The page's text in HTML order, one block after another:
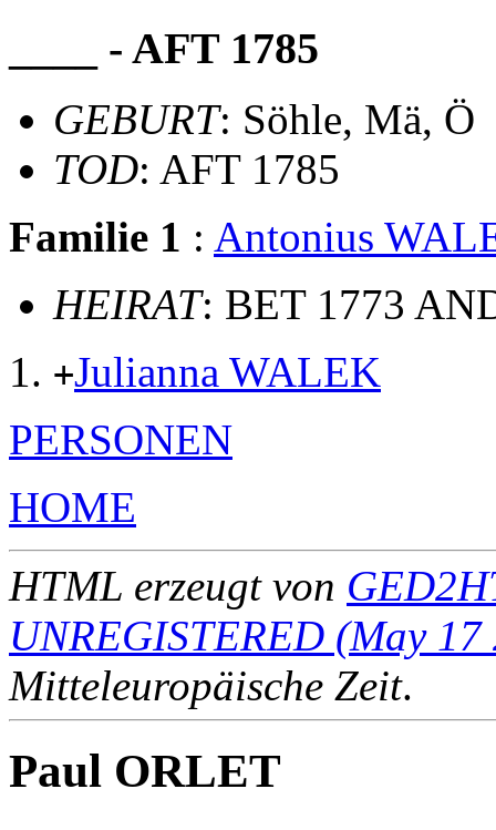
____ - AFT 1785
GEBURT: Söhle, Mä, Ö
TOD: AFT 1785
Familie 1 : Antonius
HEIRAT: BET 1773
+Julianna WALEK
PERSONEN
HOME
HTML erzeugt von
UNREGISTERED (May 17
Mitteleuropäische Zeit.
Paul ORLET